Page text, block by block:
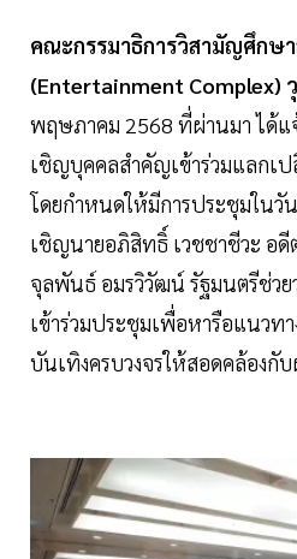
คณะกรรมาธิการวิสามัญศึกษ
(Entertainment Complex)
พฤษภาคม 2568 ที่ผ่านมา ได้แ
เชิญบุคคลสำคัญเข้าร่วมแลกเป
โดยกำหนดให้มีการประชุมใน
เชิญนายอภิสิทธิ์ เวชชาชีวะ อ
จุลพันธ์ อมรวิวัฒน์ รัฐมนตรีช่วย
เข้าร่วมประชุมเพื่อหารือแนวท
บันเทิงครบวงจรให้สอดคล้องกั